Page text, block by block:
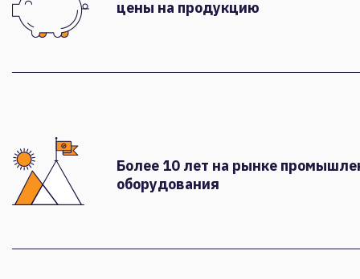
цены на продукцию
Более 10 лет на рынке
оборудования